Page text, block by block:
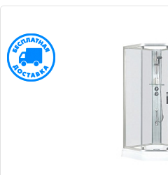
Производитель